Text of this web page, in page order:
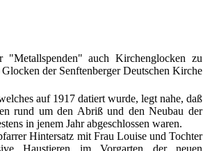
auch Kirchenglocken zu
der Senftenberger Deutschen Kirche
auf 1917 datiert wurde, legt nahe, daß
rund um den Abriß und den Neubau der
in jenem Jahr abgeschlossen waren.
Hintersatz mit Frau Louise und Tochter
Haustieren im Vorgarten der neuen